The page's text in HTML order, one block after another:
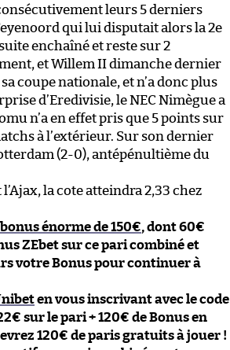
leurs 5 derniers
qui lui disputait alors la 2e
enchaîné et reste sur 2
et Willem II dimanche dernier
coupe nationale, et n’a donc plus
d’Eredivisie, le NEC Nimègue a
n’a en effet pris que 5 points sur
à l’extérieur. Sur son dernier
(2-0), antépénultième du
la cote atteindra 2,33 chez
énorme de 150€, dont 60€
ZEbet sur ce pari combiné et
votre Bonus pour continuer à
en vous inscrivant avec le code
sur le pari + 120€ de Bonus en
120€ de paris gratuits à jouer !